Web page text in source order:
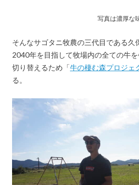
写真は濃厚な
そんなサゴタニ牧農の三代目である久
2040年を目指して牧場内の全ての牛
切り替えるため「牛の棲む森プロジェ
る。